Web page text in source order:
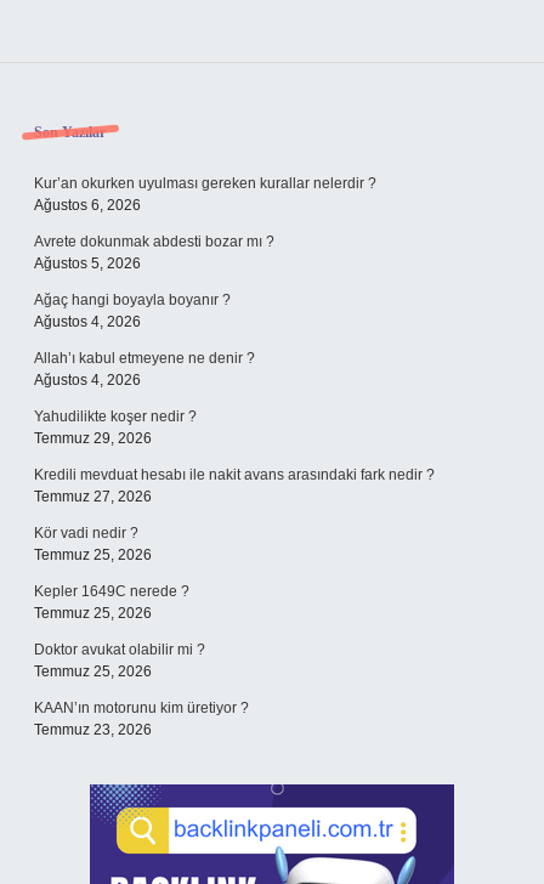
Sidebar
Son Yazılar
Kur’an okurken uyulması gereken kurallar nelerdir ?
Ağustos 6, 2026
Avrete dokunmak abdesti bozar mı ?
Ağustos 5, 2026
Ağaç hangi boyayla boyanır ?
Ağustos 4, 2026
Allah’ı kabul etmeyene ne denir ?
Ağustos 4, 2026
Yahudilikte koşer nedir ?
Temmuz 29, 2026
Kredili mevduat hesabı ile nakit avans arasındaki fark nedir ?
Temmuz 27, 2026
Kör vadi nedir ?
Temmuz 25, 2026
Kepler 1649C nerede ?
Temmuz 25, 2026
Doktor avukat olabilir mi ?
Temmuz 25, 2026
KAAN’ın motorunu kim üretiyor ?
Temmuz 23, 2026